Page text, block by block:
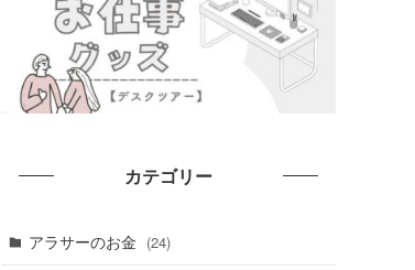
カテゴリー
アラサーのお金 (24)